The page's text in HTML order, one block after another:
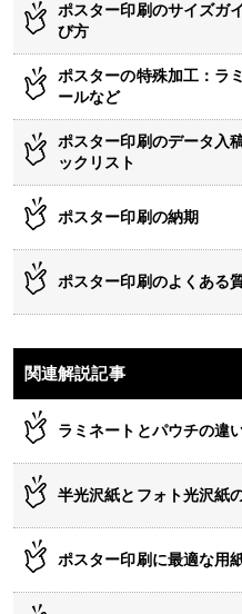
ポスター印刷のサイズガ
び方
ポスターの特殊加工：ラ
ールなど
ポスター印刷のデータ入
ックリスト
ポスター印刷の納期
ポスター印刷のよくある
関連解説記事
ラミネートとパウチの違
半光沢紙とフォト光沢紙
ポスター印刷に最適な用